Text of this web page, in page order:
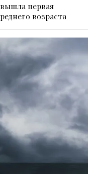
вышла первая
возраста